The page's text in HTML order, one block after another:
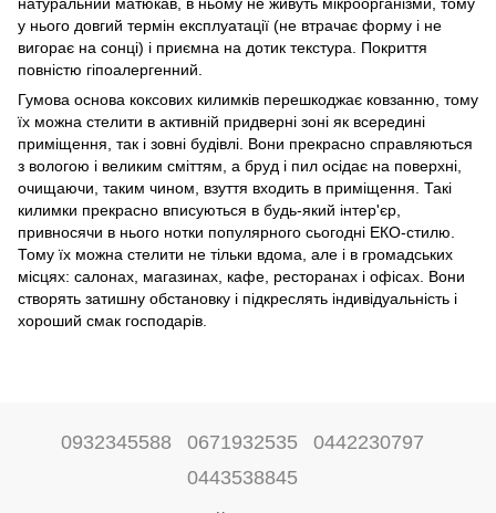
у нього довгий термін експлуатації (не втрачає форму і не
вигорає на сонці) і приємна на дотик текстура. Покриття
повністю гіпоалергенний.
Гумова основа коксових килимків перешкоджає ковзанню, тому
їх можна стелити в активній придверні зоні як всередині
приміщення, так і зовні будівлі. Вони прекрасно справляються
з вологою і великим сміттям, а бруд і пил осідає на поверхні,
очищаючи, таким чином, взуття входить в приміщення. Такі
килимки прекрасно вписуються в будь-який інтер'єр,
привносячи в нього нотки популярного сьогодні ЕКО-стилю.
Тому їх можна стелити не тільки вдома, але і в громадських
місцях: салонах, магазинах, кафе, ресторанах і офісах. Вони
створять затишну обстановку і підкреслять індивідуальність і
хороший смак господарів.
0932345588 0671932535
0442230797
0443538845